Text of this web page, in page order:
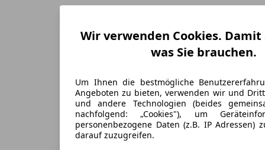
Wir verwenden Cookies.
was Sie brauchen.
Um Ihnen die bestmögliche
Angeboten zu bieten, verwenden wir und
und andere Technologien (beides
nachfolgend: „Cookies"), um
personenbezogene Daten (z.B. IP Adressen)
darauf zuzugreifen.